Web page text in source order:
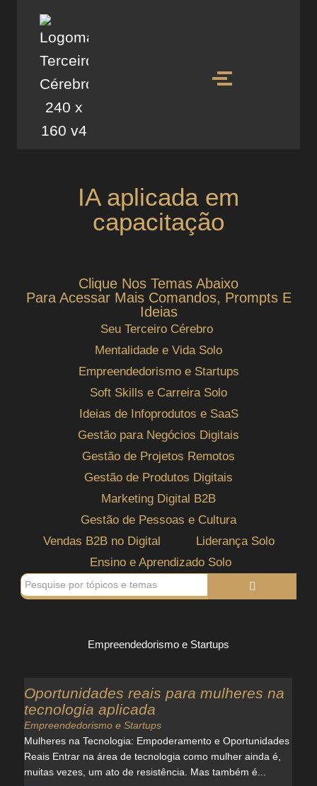
IA aplicada em
capacitação
Clique Nos Temas Abaixo
Para Acessar Mais Comandos, Prompts E
Ideias
Seu Terceiro Cérebro
Mentalidade e Vida Solo
Empreendedorismo e Startups
Soft Skills e Carreira Solo
Ideias de Infoprodutos e SaaS
Gestão para Negócios Digitais
Gestão de Projetos Remotos
Gestão de Produtos Digitais
Marketing Digital B2B
Gestão de Pessoas e Cultura
Vendas B2B no Digital
Liderança Solo
Ensino e Aprendizado Solo
Empreendedorismo e Startups
Oportunidades reais para mulheres na
tecnologia aplicada
Empreendedorismo e Startups
Mulheres na Tecnologia: Empoderamento e Oportunidades
Reais Entrar na área de tecnologia como mulher ainda é,
muitas vezes, um ato de resistência. Mas também é...